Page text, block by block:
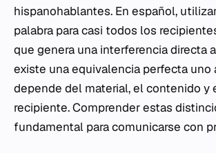
hispanohablantes. En español,
palabra para casi todos los
que genera una interferencia directa
existe una equivalencia perfecta uno
depende del material, el contenido y
recipiente. Comprender estas
fundamental para comunicarse con